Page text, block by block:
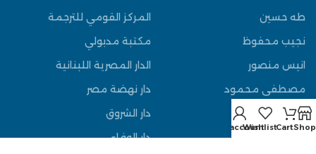
طه حسين
نجيب محفوظ
انيس منصور
مصطفى محمود
عباس العقاد
المركز القومي للترجمة
مكتبة مدبولي
الدار المصرية اللبنانية
دار نهضة مصر
دار الشروق
دار الوفاء
Shop
Cart
Wishlist
My account